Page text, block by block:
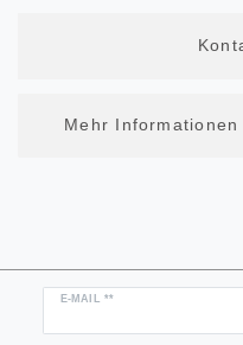
Mehr
E-MAIL **
Newsletter